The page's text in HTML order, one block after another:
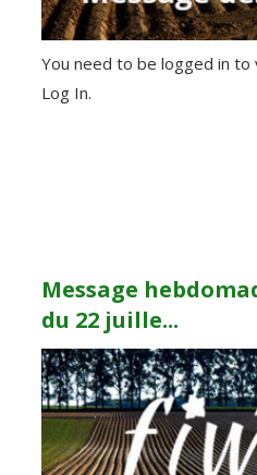
You need to be logged in to
Log In.
Message
du 22 juille...